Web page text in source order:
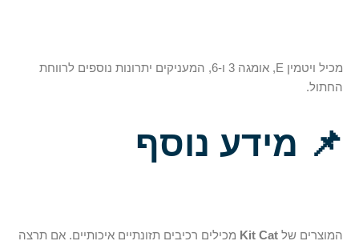
מכיל ויטמין E, אומגה 3 ו-6, המעניקים יתרונות נוספים לרווחת
החתול.
📌 מידע נוסף
המוצרים של Kit Cat מכילים רכיבים תזונתיים איכותיים. אם תרצה